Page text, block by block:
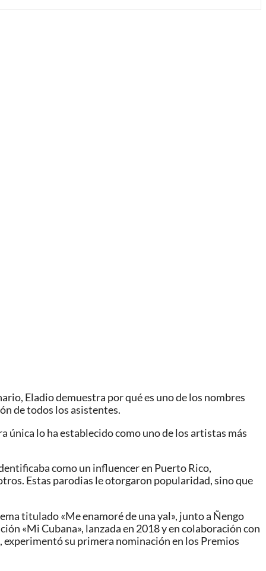
Eladio demuestra por qué es uno de los nombres
de todos los asistentes.
única lo ha establecido como uno de los artistas más
como un influencer en Puerto Rico,
Estas parodias le otorgaron popularidad, sino que
titulado «Me enamoré de una yal», junto a Ñengo
«Mi Cubana», lanzada en 2018 y en colaboración con
su primera nominación en los Premios